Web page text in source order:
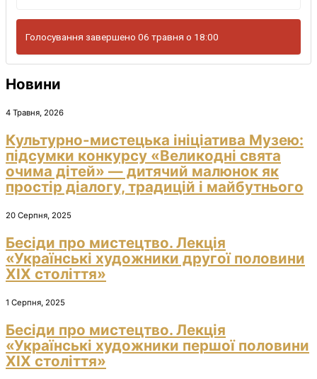
Голосування завершено 06 травня о 18:00
Новини
4 Травня, 2026
Культурно-мистецька ініціатива Музею:
підсумки конкурсу «Великодні свята
очима дітей» — дитячий малюнок як
простір діалогу, традицій і майбутнього
20 Серпня, 2025
Бесіди про мистецтво. Лекція
«Українські художники другої половини
ХІХ століття»
1 Серпня, 2025
Бесіди про мистецтво. Лекція
«Українські художники першої половини
ХІХ століття»